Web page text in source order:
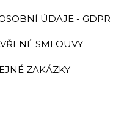
ÚDAJE - GDPR
SMLOUVY
ZAKÁZKY